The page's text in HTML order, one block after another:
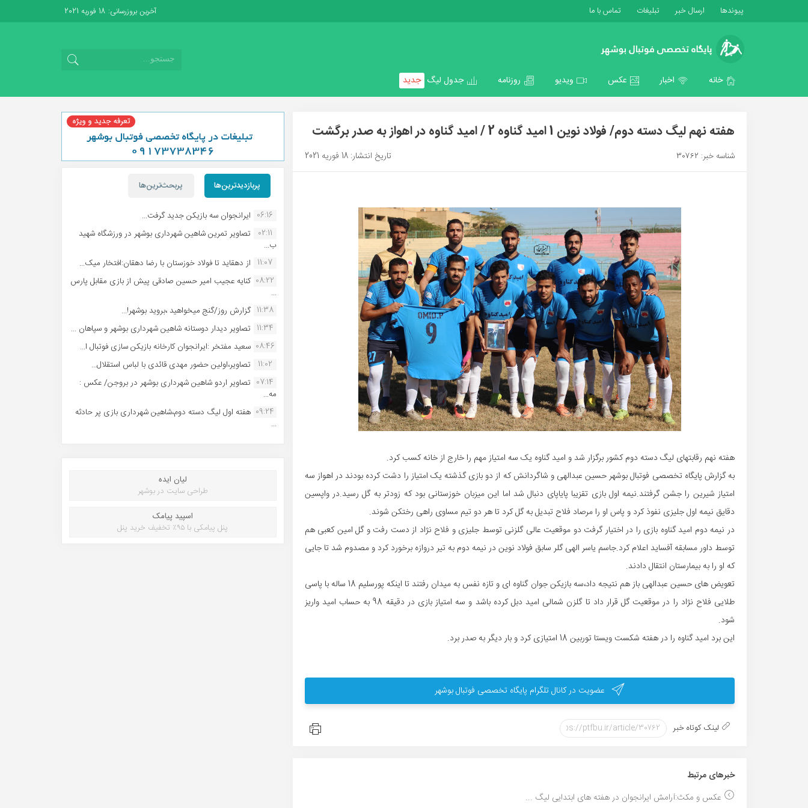
پیوندها ارسال خبر تبلیغات تماس با ما آخرین بروزرسانی: 18 فوریه 2021
خانه اخبار عکس ویدیو روزنامه جدول لیگ جدید
هفته نهم لیگ دسته دوم/ فولاد نوین 1 امید گناوه 2 / امید گناوه در اهواز به صدر برگشت
شناسه خبر: 30762 تاریخ انتشار: 18 فوریه 2021
هفته نهم رقابتهای لیگ دسته دوم کشور برگزار شد و امید گناوه یک سه امتیاز مهم را خارج از خانه کسب کرد.
به گزارش پایگاه تخصصی فوتبال بوشهر حسین عبدالهی و شاگردانش که از دو بازی گذشته یک امتیاز را دشت کرده بودند در اهواز سه
امتیاز شیرین را جشن گرفتند.نیمه اول بازی تقزیبا پایاپای دنبال شد اما این میزبان خوزستانی بود که زودتر به گل رسید.در واپسین
دقایق نیمه اول جلیزی نفوذ کرد و پاس او را مرصاد فلاح تبدیل به گل کرد تا هر دو تیم مساوی راهی رختکن شوند.
در نیمه دوم امید گناوه بازی را در اختیار گرفت دو موقعیت عالی گلزنی توسط جلیزی و فلاح نژاد از دست رفت و گل امین کعبی هم
توسط داور مسابقه آفساید اعلام کرد.جاسم یاسر الهی گلر سابق فولاد نوین در نیمه دوم به تیر دروازه برخورد کرد و مصدوم شد تا جایی
که او را به بیمارستان انتقال دادند.
تعویض های حسین عبدالهی باز هم نتیجه داد،سه بازیکن جوان گناوه ای و تازه نفس به میدان رفتند تا اینکه پورسلیم 18 ساله با پاسی
طلایی فلاح نژاد را در موقعیت گل قرار داد تا گلزن شمالی امید دبل کرده باشد و سه امتیاز بازی در دقیقه 98 به حساب امید واریز
شود.
این برد امید گناوه را در هفته شکست ویستا توربین 18 امتیازی کرد و بار دیگر به صدر برد.
عضویت در کانال تلگرام پایگاه تخصصی فوتبال بوشهر
لینک کوتاه خبر
خبر‌های مرتبط
عکس و مکث:آرامش ایرانجوان در هفته های ابتدایی لیگ ...
پربازدیدترین‌ها پربحث‌ترین‌ها
06:16 ایرانجوان سه بازیکن جدید گرفت...
02:11
تصاویر تمرین شاهین شهردارى بوشهر در ورزشگاه شهید
ب...
11:07 از دهقاید تا فولاد خوزستان با رضا دهقان:افتخار میک...
08:22 کنایه عجیب امیر حسین صادقی پیش از بازی مقابل پارس
...
11:38 گزارش روز/گنج میخواهید ،بروید بوشهر!...
11:34 تصاویر دیدار دوستانه شاهین شهردارى بوشهر و سپاهان ...
08:46 سعید مفتخر :ایرانجوان کارخانه بازیکن سازی فوتبال ا...
11:02
تصاویر،اولین حضور مهدی قائدی با لباس استقلال...
07:14 تصاویر اردو شاهین شهرداری بوشهر در بروجن/ عکس :
مه...
09:24 هفته اول لیگ دسته دوم،شاهین شهرداری بازی پر حادثه
...
لیان ایده
طراحی سایت در بوشهر
اسپید پیامک
پنل پیامکی با ۹۵٪ تخفیف خرید پنل